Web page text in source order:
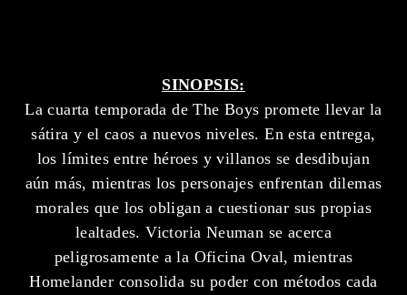
SINOPSIS:
La cuarta temporada de The Boys promete llevar la
sátira y el caos a nuevos niveles. En esta entrega,
los límites entre héroes y villanos se desdibujan
aún más, mientras los personajes enfrentan dilemas
morales que los obligan a cuestionar sus propias
lealtades. Victoria Neuman se acerca
peligrosamente a la Oficina Oval, mientras
Homelander consolida su poder con métodos cada